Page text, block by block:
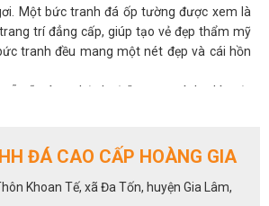
Một bức tranh đá ốp tường được xem là
trí đẳng cấp, giúp tạo vẻ đẹp thẩm mỹ
tranh đều mang một nét đẹp và cái hồn
“máu nghệ thuật” trong mình, thì một
hòa phong thủy cho phòng khách
tác động đến âm dương ngũ hành và làm
ĐÁ CAO CẤP HOÀNG GIA
Khoan Tế, xã Đa Tốn, huyện Gia Lâm,